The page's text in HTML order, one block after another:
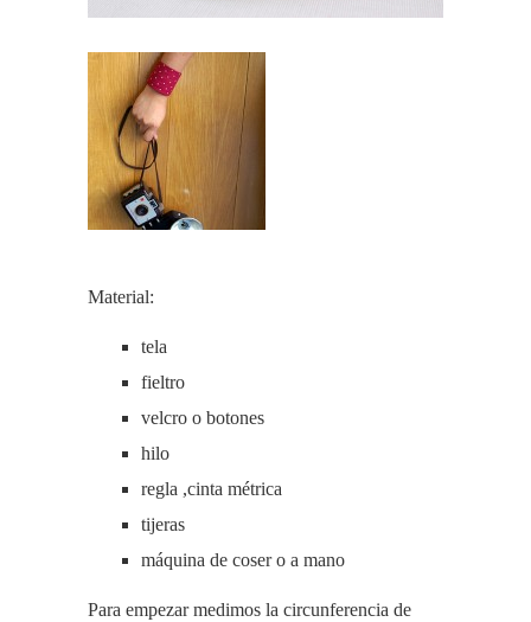
Material:
tela
fieltro
velcro o botones
hilo
regla ,cinta métrica
tijeras
máquina de coser o a mano
Para empezar medimos la circunferencia de